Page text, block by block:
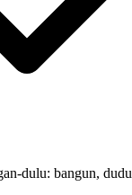
dulu: bangun,